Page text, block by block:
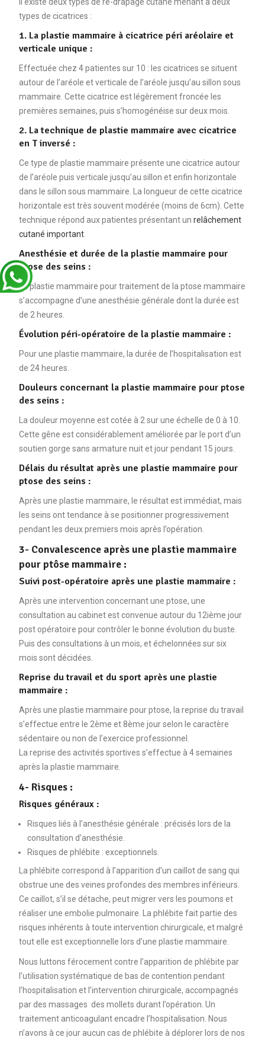
types de cicatrices :
1. La plastie mammaire à cicatrice péri aréolaire et
verticale unique :
Effectuée chez 4 patientes sur 10 : les cicatrices se situent
autour de l’aréole et verticale de l’aréole jusqu’au sillon sous
mammaire. Cette cicatrice est légèrement froncée les
premières semaines, puis s’homogénéise sur deux mois.
2. La technique de plastie mammaire avec cicatrice
en T inversé :
Ce type de plastie mammaire présente une cicatrice autour
de l’aréole puis verticale jusqu’au sillon et enfin horizontale
dans le sillon sous mammaire. La longueur de cette cicatrice
horizontale est très souvent modérée (moins de 6cm). Cette
technique répond aux patientes présentant un relâchement
cutané important.
Anesthésie et durée de la plastie mammaire pour
ptose des seins :
La plastie mammaire pour traitement de la ptose mammaire
s’accompagne d’une anesthésie générale dont la durée est
de 2 heures.
Évolution péri-opératoire de la plastie mammaire :
Pour une plastie mammaire, la durée de l’hospitalisation est
de 24 heures.
Douleurs concernant la plastie mammaire pour ptose
des seins :
La douleur moyenne est cotée à 2 sur une échelle de 0 à 10.
Cette gêne est considérablement améliorée par le port d’un
soutien gorge sans armature nuit et jour pendant 15 jours.
Délais du résultat après une plastie mammaire pour
ptose des seins :
Après une plastie mammaire, le résultat est immédiat, mais
les seins ont tendance à se positionner progressivement
pendant les deux premiers mois après l’opération.
3- Convalescence après une plastie mammaire
pour ptôse mammaire :
Suivi post-opératoire après une plastie mammaire :
Après une intervention concernant une ptose, une
consultation au cabinet est convenue autour du 12ième jour
post opératoire pour contrôler le bonne évolution du buste.
Puis des consultations à un mois, et échelonnées sur six
mois sont décidées.
Reprise du travail et du sport après une plastie
mammaire :
Après une plastie mammaire pour ptose, la reprise du travail
s’effectue entre le 2ème et 8ème jour selon le caractère
sédentaire ou non de l’exercice professionnel.
La reprise des activités sportives s’effectue à 4 semaines
après la plastie mammaire.
4- Risques :
Risques généraux :
Risques liés à l’anesthésie générale : précisés lors de la
consultation d’anesthésie.
Risques de phlébite : exceptionnels.
La phlébite correspond à l’apparition d’un caillot de sang qui
obstrue une des veines profondes des membres inférieurs.
Ce caillot, s’il se détache, peut migrer vers les poumons et
réaliser une embolie pulmonaire. La phlébite fait partie des
risques inhérents à toute intervention chirurgicale, et malgré
tout elle est exceptionnelle lors d’une plastie mammaire.
Nous luttons férocement contre l’apparition de phlébite par
l’utilisation systématique de bas de contention pendant
l’hospitalisation et l’intervention chirurgicale, accompagnés
par des massages des mollets durant l’opération. Un
traitement anticoagulant encadre l’hospitalisation. Nous
n’avons à ce jour aucun cas de phlébite à déplorer lors de nos